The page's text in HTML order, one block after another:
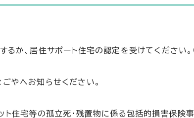
か、居住サポート住宅の認定を受けてください。
やへお知らせください。
ト住宅等の孤立死・残置物に係る包括的損害保険